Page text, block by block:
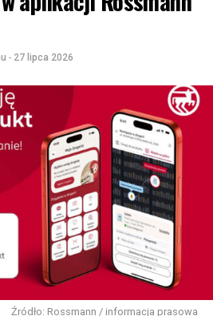
- 27 lipca 2026
Źródło: Rossmann / informacja prasowa